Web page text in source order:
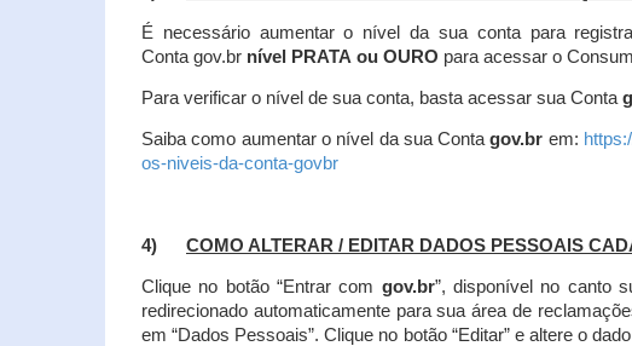
É necessário aumentar o nível da sua conta para
Conta gov.br nível PRATA ou OURO para acessar o
Para verificar o nível de sua conta, basta acessar sua Conta
Saiba como aumentar o nível da sua Contagov.br em:
os-niveis-da-conta-govbr
4) COMO ALTERAR / EDITAR DADOS PESSOAIS
Clique no botão “Entrar com gov.br”, disponível no canto
redirecionado automaticamente para sua área de
em “Dados Pessoais”.Clique no botão “Editar” e altere o